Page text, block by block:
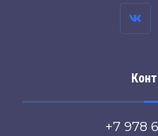
+7 978